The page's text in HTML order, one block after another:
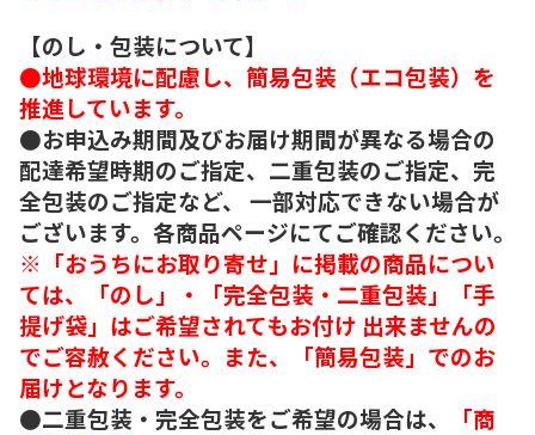
【のし・包装について】
●地球環境に配慮し、簡易包装（エコ包装）を
推進しています。
●お申込み期間及びお届け期間が異なる場合の
配達希望時期のご指定、二重包装のご指定、完
全包装のご指定など、 一部対応できない場合が
ございます。各商品ページにてご確認ください。
※「おうちにお取り寄せ」に掲載の商品につい
ては、「のし」・「完全包装・二重包装」「手
提げ袋」はご希望されてもお付け 出来ませんの
でご容赦ください。また、「簡易包装」でのお
届けとなります。
●二重包装・完全包装をご希望の場合は、
「商